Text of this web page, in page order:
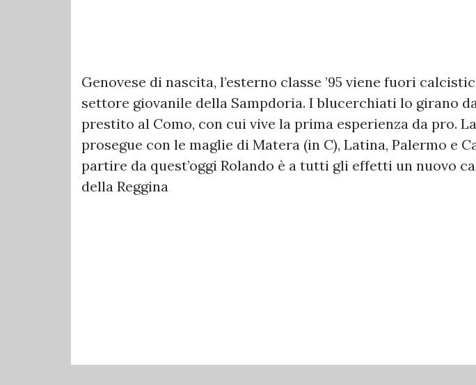
Genovese di nascita, l’esterno classe ’95 viene fuori
settore giovanile della Sampdoria. I blucerchiati lo girano
prestito al Como, con cui vive la prima esperienza da pro.
prosegue con le maglie di Matera (in C), Latina, Palermo e
partire da quest’oggi Rolando è a tutti gli effetti un nuovo
della Reggina